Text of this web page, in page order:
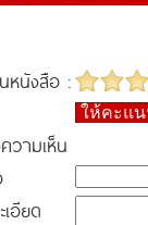
หนังสือ :
ให้คะแ
วามเห็น
เอียด